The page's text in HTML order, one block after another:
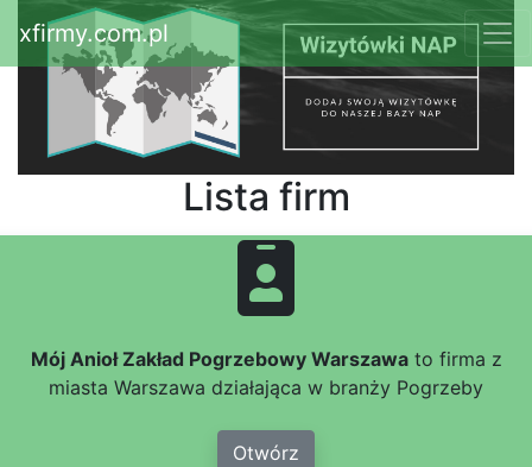
xfirmy.com.pl
Lista firm
Mój Anioł Zakład Pogrzebowy Warszawato firma z
miasta Warszawa działająca w branży Pogrzeby
Otwórz